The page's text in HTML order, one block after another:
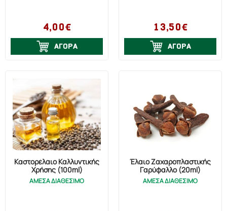
4,00€
ΑΓΟΡΑ
13,50€
ΑΓΟΡΑ
Καστορέλαιο Καλλυντικής
Χρήσης (100ml)
ΑΜΕΣΑ ΔΙΑΘΕΣΙΜΟ
Έλαιο Ζαχαροπλαστικής
Γαρύφαλλο (20ml)
ΑΜΕΣΑ ΔΙΑΘΕΣΙΜΟ